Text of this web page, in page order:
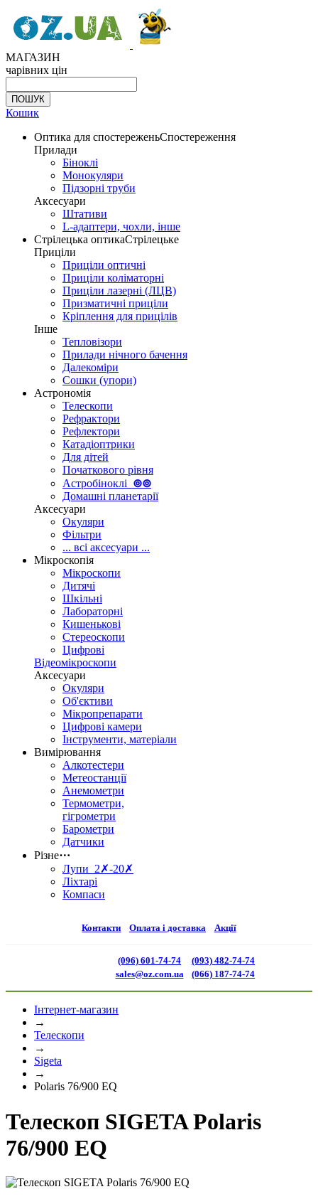
МАГАЗИН
чарівних цін
Кошик
Оптика для спостереженьСпостереження
Прилади
Біноклі
Монокуляри
Підзорні труби
Аксесуари
Штативи
L-адаптери, чохли, інше
Стрілецька оптикаСтрілецьке
Приціли
Приціли оптичні
Приціли коліматорні
Приціли лазерні (ЛЦВ)
Призматичні приціли
Кріплення для прицілів
Інше
Тепловізори
Прилади нічного бачення
Далекоміри
Сошки (упори)
Астрономія
Телескопи
Рефрактори
Рефлектори
Катадіоптрики
Для дітей
Початкового рівня
Астробіноклі ⊚⊚
Домашні планетарії
Аксесуари
Окуляри
Фільтри
... всі аксесуари ...
Мікроскопія
Мікроскопи
Дитячі
Шкільні
Лабораторні
Кишенькові
Стереоскопи
Цифрові
Відеомікроскопи
Аксесуари
Окуляри
Об'єктиви
Мікропрепарати
Цифрові камери
Інструменти, матеріали
Вимірювання
Алкотестери
Метеостанції
Анемометри
Термометри,
гігрометри
Барометри
Датчики
Різне⋯
Лупи 2✗-20✗
Ліхтарі
Компаси
Контакти Оплата і доставка Акції
(096) 601-74-74
sales@oz.com.ua
(093) 482-74-74
(066) 187-74-74
Інтернет-магазин
→
Телескопи
→
Sigeta
→
Polaris 76/900 EQ
Телескоп SIGETA Polaris
76/900 EQ